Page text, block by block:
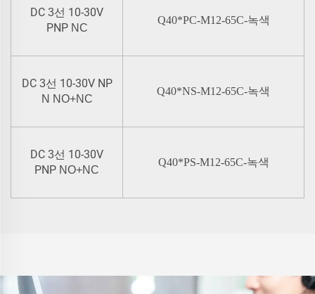
DC 3선 10-30V
PNP NC
Q40*PC-M12-65C-녹색
DC 3선 10-30V NP
N NO+NC
Q40*NS-M12-65C-녹색
DC 3선 10-30V
PNP NO+NC
Q40*PS-M12-65C-녹색